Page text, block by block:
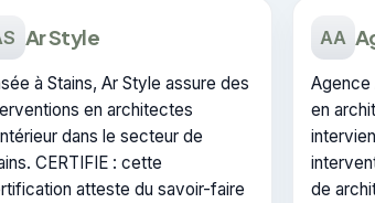
Ar Style
à Stains, Ar Style assure des
en architectes
dans le secteur de
CERTIFIE : cette
atteste du savoir-faire
AA
Agence
en
de